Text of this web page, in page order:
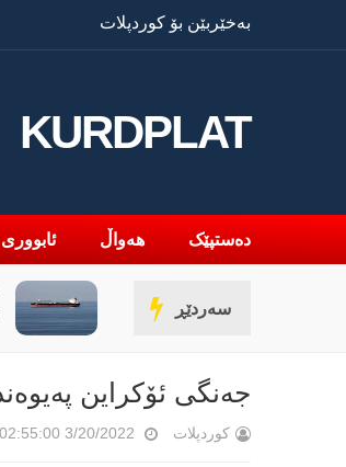
بەخێربێن بۆ کوردپلات
KURDPLAT
دەستپێک هەواڵ ئابووری
سەردێڕ
جەنگی ئۆکراین
کوردپلات 3/20/2022 02:55:00 ص